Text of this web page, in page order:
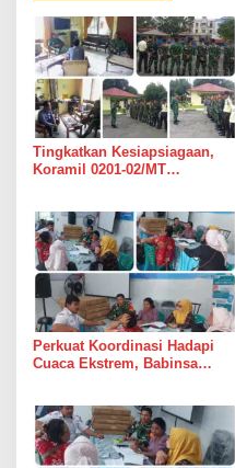
Tingkatkan Kesiapsiagaan,
Koramil 0201-02/MT
Perkuat Koordinasi Hadapi
Cuaca Ekstrem, Babinsa
Langkah Mitigasi